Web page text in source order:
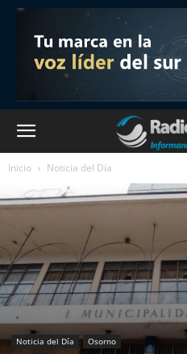
Inicio Noticia del Día
Noticia del Día Osorno